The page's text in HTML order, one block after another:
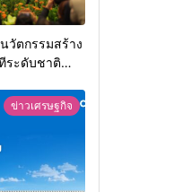
วัตกรรมสร้าง
ระดับชาติ
ข่าวเศรษฐกิจ